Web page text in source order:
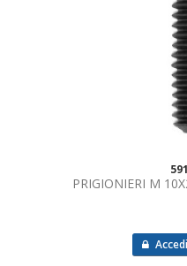
PRIGIONIERI M